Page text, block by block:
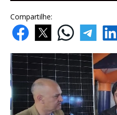
Compartilhe: